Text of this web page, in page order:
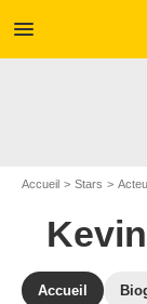
menu
Accueil Stars
Accueil